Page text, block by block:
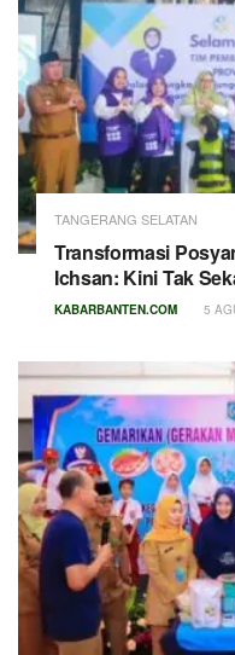
TANGERANG SELATAN
Transformasi
Ichsan: Kini Tak
KABARBANTEN.COM 5